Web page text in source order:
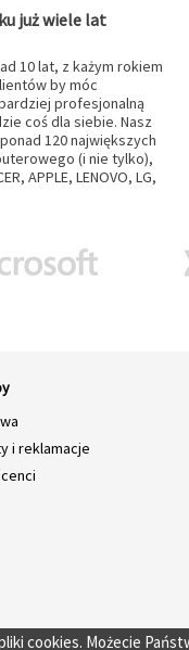
już wiele lat
10 lat, z każym rokiem
by móc
profesjonalną
coś dla siebie. Nasz
120 największych
(i nie tylko),
APPLE, LENOVO, LG,
i reklamacje
cookies. Możecie